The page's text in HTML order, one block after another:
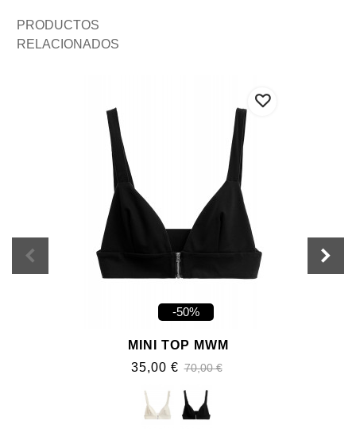
PRODUCTOS
RELACIONADOS
-50%
MINI TOP MWM
35,00 € 70,00 €